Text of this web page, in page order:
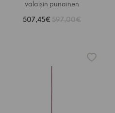
valaisin punainen
507,45€ 597,00€